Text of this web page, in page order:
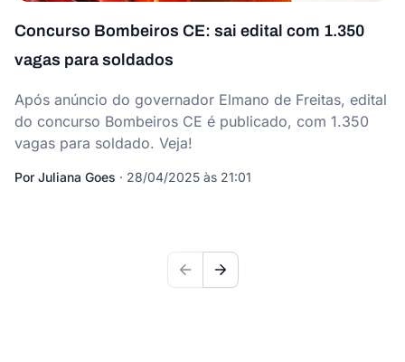
Concurso Bombeiros CE: sai edital com 1.350
vagas para soldados
Após anúncio do governador Elmano de Freitas, edital
do concurso Bombeiros CE é publicado, com 1.350
vagas para soldado. Veja!
Por Juliana Goes · 28/04/2025 às 21:01